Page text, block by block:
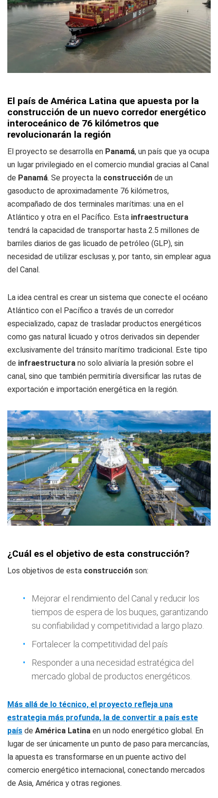
El país de América Latina que apuesta por la
construcción de un nuevo corredor energético
interoceánico de 76 kilómetros que
revolucionarán la región
El proyecto se desarrolla en Panamá, un país que ya ocupa
un lugar privilegiado en el comercio mundial gracias al Canal
de Panamá. Se proyecta la construcción de un
gasoducto de aproximadamente 76 kilómetros,
acompañado de dos terminales marítimas: una en el
Atlántico y otra en el Pacífico. Esta infraestructura
tendrá la capacidad de transportar hasta 2.5 millones de
barriles diarios de gas licuado de petróleo (GLP), sin
necesidad de utilizar esclusas y, por tanto, sin emplear agua
del Canal.
La idea central es crear un sistema que conecte el océano
Atlántico con el Pacífico a través de un corredor
especializado, capaz de trasladar productos energéticos
como gas natural licuado y otros derivados sin depender
exclusivamente del tránsito marítimo tradicional. Este tipo
de infraestructura no solo aliviaría la presión sobre el
canal, sino que también permitiría diversificar las rutas de
exportación e importación energética en la región.
¿Cuál es el objetivo de esta construcción?
Los objetivos de esta construcción son:
Mejorar el rendimiento del Canal y reducir los
tiempos de espera de los buques, garantizando
su confiabilidad y competitividad a largo plazo.
Fortalecer la competitividad del país
Responder a una necesidad estratégica del
mercado global de productos energéticos.
Más allá de lo técnico, el proyecto refleja una
estrategia más profunda, la de convertir a país este
país de América Latina en un nodo energético global. En
lugar de ser únicamente un punto de paso para mercancías,
la apuesta es transformarse en un puente activo del
comercio energético internacional, conectando mercados
de Asia, América y otras regiones.